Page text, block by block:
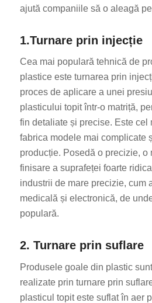
ajută companiile să o aleagă
1.Turnare prin injecție
Cea mai populară tehnică de
plastice este turnarea prin
proces de aplicare a unei
plasticului topit într-o matriță,
fin detaliate și precise. Este cel
fabrica modele mai complicate
producție. Posedă o precizie, o
finisare a suprafeței foarte
industrii de mare precizie, cum
medicală și electronică, de
populară.
2. Turnare prin suflare
Produsele goale din plastic
realizate prin turnare prin
plasticul topit este suflat în aer